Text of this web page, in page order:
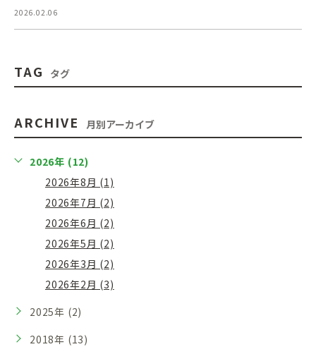
2026.02.06
TAG タグ
ARCHIVE 月別アーカイブ
2026年 (12)
2026年8月 (1)
2026年7月 (2)
2026年6月 (2)
2026年5月 (2)
2026年3月 (2)
2026年2月 (3)
2025年 (2)
2018年 (13)